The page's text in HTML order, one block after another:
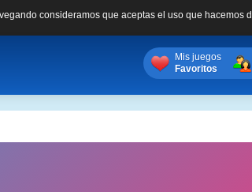
consideramos que aceptas el uso que hacemos
Mis juegos
Favoritos